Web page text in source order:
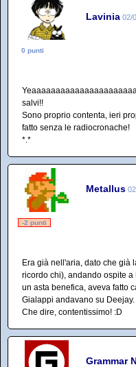
Lavinia 02/
0 punti
salvi!!
Sono proprio contenta, ieri
fatto senza le radiocronache!
*.*
Metallus
-2 punti
Era già nell'aria, dato che già
ricordo chi), andando ospite
un asta benefica, aveva fatto
Gialappi andavano su Deejay.
Che dire, contentissimo! :D
Grammar